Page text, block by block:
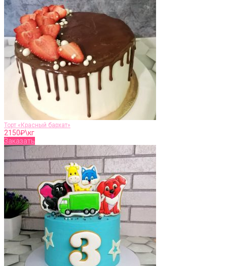
Торт «Красный бархат»
2150₽\кг
Заказать